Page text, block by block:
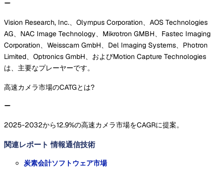
Vision Research, Inc.、Olympus Corporation、AOS Technologies
AG、NAC Image Technology、Mikrotron GMBH、Fastec Imaging
Corporation、Weisscam GmbH、Del Imaging Systems、Photron
Limited、Optronics GmbH、およびMotion Capture Technologies
は、主要なプレーヤーです。
高速カメラ市場のCATGとは?
2025-2032から12.9%の高速カメラ市場をCAGRに提案。
関連レポート 情報通信技術
炭素会計ソフトウェア市場